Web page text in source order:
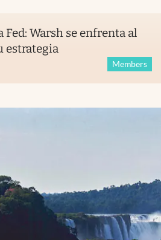
Fed: Warsh se enfrenta al
estrategia
Members